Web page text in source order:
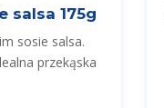
salsa 175g
sosie salsa.
przekąska